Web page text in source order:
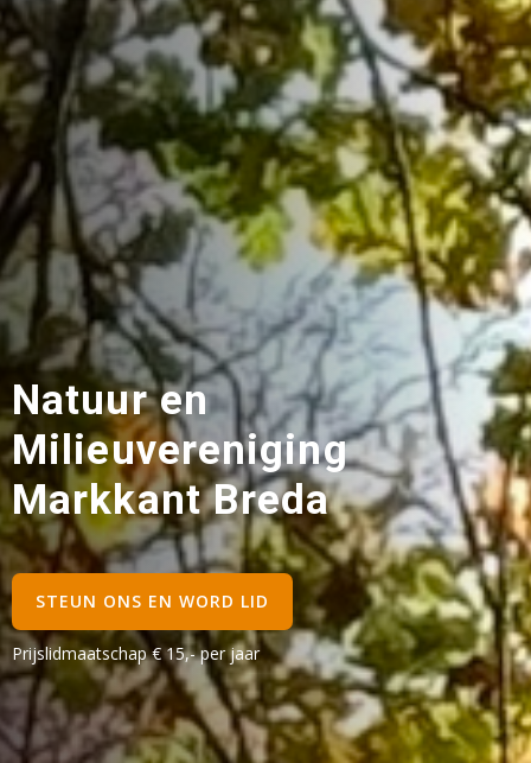
Natuur en
Milieuvereniging
Markkant Breda
STEUN ONS EN WORD LID
Prijslidmaatschap € 15,- per jaar